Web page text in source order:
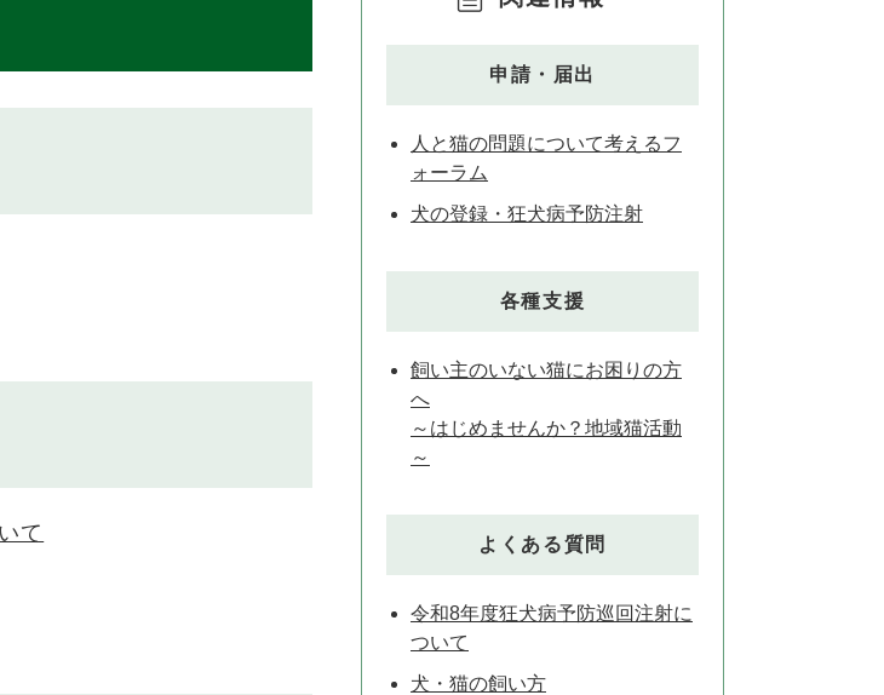
て
申請・届出
人と猫の問題について考えるフ
ォーラム
犬の登録・狂犬病予防注射
各種支援
飼い主のいない猫にお困りの方
へ
～はじめませんか？地域猫活動
～
よくある質問
令和8年度狂犬病予防巡回注射に
ついて
犬・猫の飼い方